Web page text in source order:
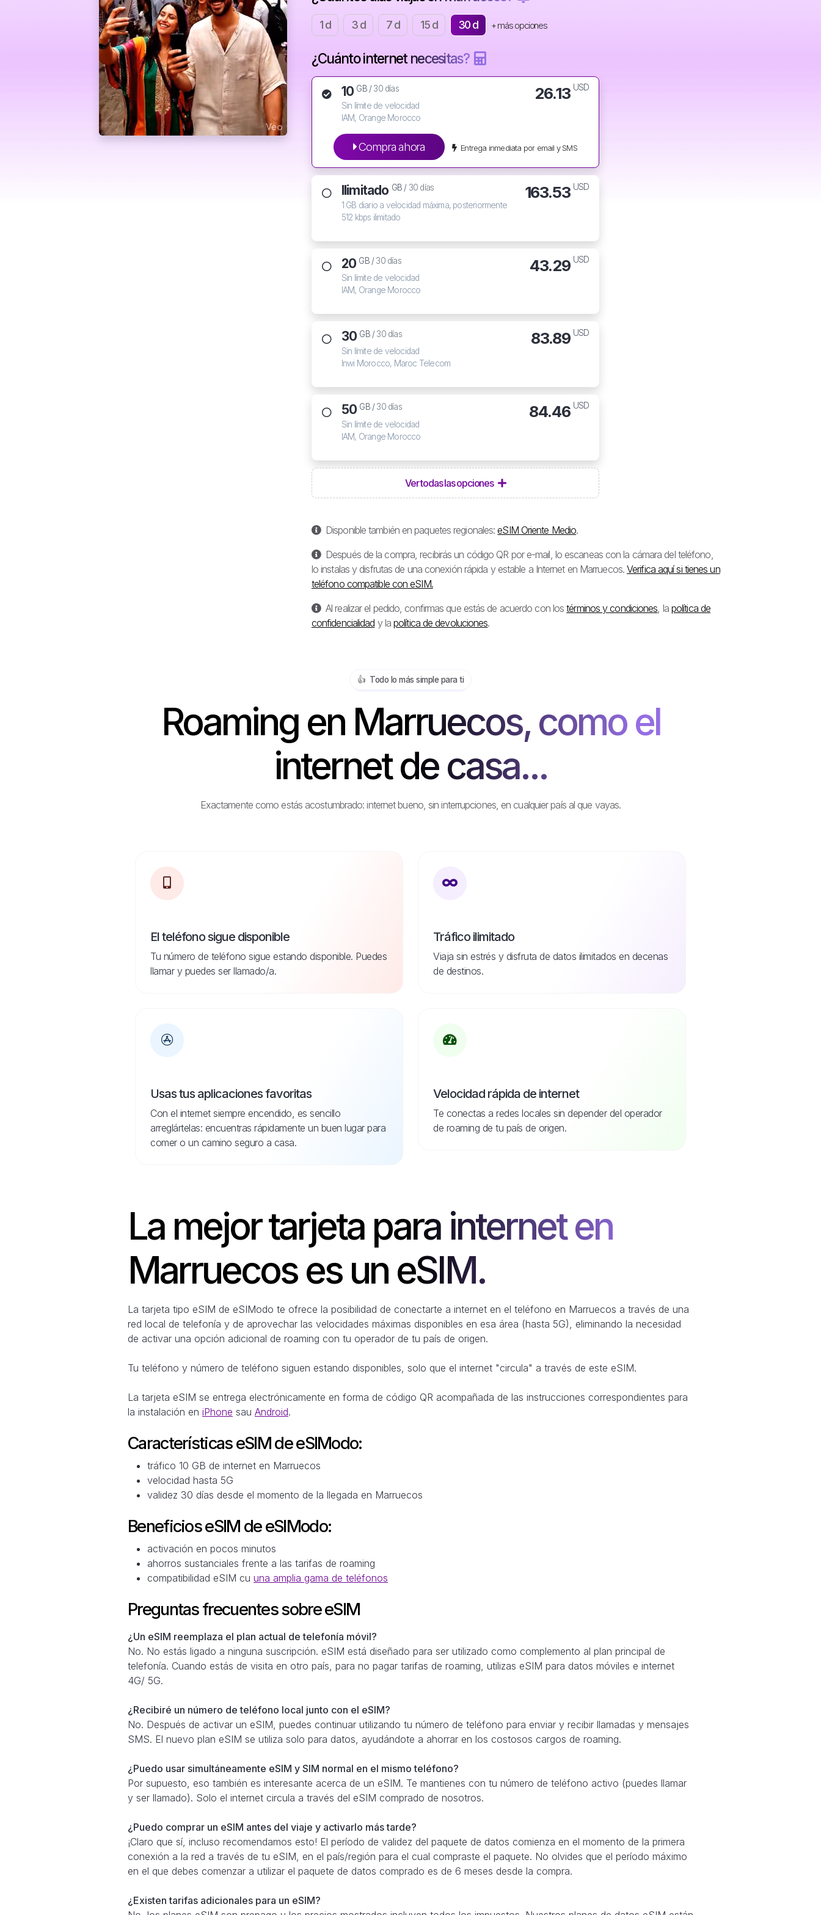
1 d 3 d 7 d 15 d 30 d + más opciones
¿Cuánto internet necesitas?
10 GB /30 días
Sin límite de velocidad
IAM, Orange Morocco
26.13 USD
Compra ahora Entrega inmediata por email y SMS
Ilimitado GB / 30 días
1 GB diario a velocidad máxima, posteriormente
512 kbps ilimitado
163.53 USD
20 GB /30 días
Sin límite de velocidad
IAM, Orange Morocco
43.29 USD
30 GB /30 días
Sin límite de velocidad
Inwi Morocco, Maroc Telecom
83.89 USD
50 GB /30 días
Sin límite de velocidad
IAM, Orange Morocco
84.46 USD
Ver todas las opciones
Disponible también en paquetes regionales:eSIM Oriente Medio.
Después de la compra, recibirás un código QR por e-mail, lo escaneas con la cámara del teléfono,
lo instalas y disfrutas de una conexión rápida y estable a Internet en Marruecos.Verifica aquí si tienes un
teléfono compatible con eSIM.
Al realizar el pedido, confirmas que estás de acuerdo con lostérminos y condiciones , la política de
confidencialidad y lapolítica de devoluciones.
👍️ Todo lo más simple para ti
Roaming en Marruecos, como el
internet de casa...
Exactamente como estás acostumbrado: internet bueno, sin interrupciones, en cualquier país al que vayas.
El teléfono sigue disponible
Tu número de teléfono sigue estando disponible. Puedes
llamar y puedes ser llamado/a.
Tráfico ilimitado
Viaja sin estrés y disfruta de datos ilimitados en decenas
de destinos.
Usas tus aplicaciones favoritas
Con el internet siempre encendido, es sencillo
arreglártelas: encuentras rápidamente un buen lugar para
comer o un camino seguro a casa.
Velocidad rápida de internet
Te conectas a redes locales sin depender del operador
de roaming de tu país de origen.
La mejor tarjeta para internet en
Marruecos es un eSIM.
La tarjeta tipo eSIM de eSIModo te ofrece la posibilidad de conectarte a internet en el teléfono en Marruecos a través de una
red local de telefonía y de aprovechar las velocidades máximas disponibles en esa área (hasta 5G), eliminando la necesidad
de activar una opción adicional de roaming con tu operador de tu país de origen.
Tu teléfono y número de teléfono siguen estando disponibles, solo que el internet "circula" a través de este eSIM.
La tarjeta eSIM se entrega electrónicamente en forma de código QR acompañada de las instrucciones correspondientes para
la instalación en iPhone sau Android.
Características eSIM de eSIModo:
tráfico 10 GB de internet en Marruecos
velocidad hasta 5G
validez 30 días desde el momento de la llegada en Marruecos
Beneficios eSIM de eSIModo:
activación en pocos minutos
ahorros sustanciales frente a las tarifas de roaming
compatibilidad eSIM cu una amplia gama de teléfonos
Preguntas frecuentes sobre eSIM
¿Un eSIM reemplaza el plan actual de telefonía móvil?
No. No estás ligado a ninguna suscripción. eSIM está diseñado para ser utilizado como complemento al plan principal de
telefonía. Cuando estás de visita en otro país, para no pagar tarifas de roaming, utilizas eSIM para datos móviles e internet
4G/ 5G.
¿Recibiré un número de teléfono local junto con el eSIM?
No. Después de activar un eSIM, puedes continuar utilizando tu número de teléfono para enviar y recibir llamadas y mensajes
SMS. El nuevo plan eSIM se utiliza solo para datos, ayudándote a ahorrar en los costosos cargos de roaming.
¿Puedo usar simultáneamente eSIM y SIM normal en el mismo teléfono?
Por supuesto, eso también es interesante acerca de un eSIM. Te mantienes con tu número de teléfono activo (puedes llamar
y ser llamado). Solo el internet circula a través del eSIM comprado de nosotros.
¿Puedo comprar un eSIM antes del viaje y activarlo más tarde?
¡Claro que sí, incluso recomendamos esto! El período de validez del paquete de datos comienza en el momento de la primera
conexión a la red a través de tu eSIM, en el país/región para el cual compraste el paquete. No olvides que el período máximo
en el que debes comenzar a utilizar el paquete de datos comprado es de 6 meses desde la compra.
¿Existen tarifas adicionales para un eSIM?